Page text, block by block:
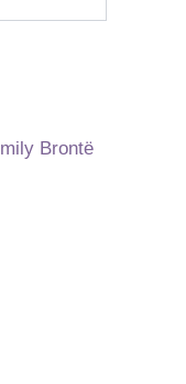
Brontë